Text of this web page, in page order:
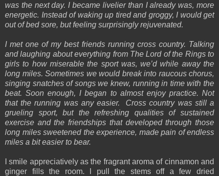
was the next day. I became livelier than I already was, more
energetic. Instead of waking up tired and groggy, I would get
out of bed sore, but feeling surprisingly rejuvenated.
I met one of my best friends running cross country. Talking
and laughing about everything from The Lord of the Rings to
girls to how miserable the sport was, we’d while away the
long miles. Sometimes we would break into raucous chorus,
singing snatches of songs we knew, running in time with the
beat. Soon enough, I began to almost enjoy practice. Not
that the running was any easier. Cross country was still a
grueling sport, but the refreshing qualities of sustained
exercise and the friendships that developed through those
long miles sweetened the experience, made pain of endless
miles a bit easier to bear.
I smile appreciatively as the fragrant aroma of cinnamon and
ginger fills the room. I pull the stems off a few dried